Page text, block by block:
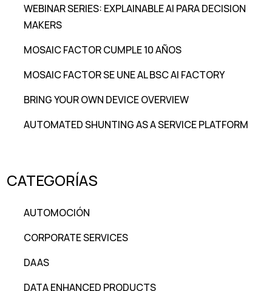
WEBINAR SERIES: EXPLAINABLE AI PARA DECISION
MAKERS
MOSAIC FACTOR CUMPLE 10 AÑOS
MOSAIC FACTOR SE UNE AL BSC AI FACTORY
BRING YOUR OWN DEVICE OVERVIEW
AUTOMATED SHUNTING AS A SERVICE PLATFORM
CATEGORÍAS
AUTOMOCIÓN
CORPORATE SERVICES
DAAS
DATA ENHANCED PRODUCTS